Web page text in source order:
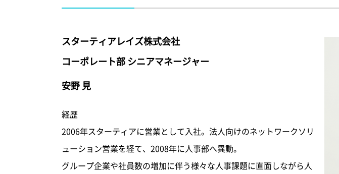
スターティアレイズ株式会社
コーポレート部 シニアマネージャー
安野 見
経歴
2006年スターティアに営業として入社。法人向けのネットワークソリ
ューション営業を経て、2008年に人事部へ異動。
グループ企業や社員数の増加に伴う様々な人事課題に直面しながら人